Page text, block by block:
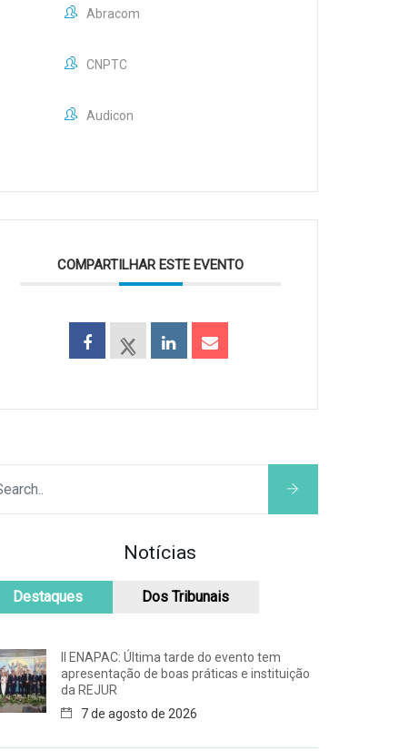
Abracom
CNPTC
Audicon
COMPARTILHAR ESTE EVENTO
Notícias
Destaques Dos Tribunais
II ENAPAC: Última tarde do evento tem
apresentação de boas práticas e instituição
da REJUR
7 de agosto de 2026